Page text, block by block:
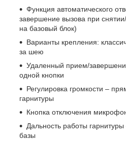
Функция автоматического
завершение вызова при
на базовый блок)
Варианты крепления:
за шею
Удаленный прием/
одной кнопки
Регулировка громкости –
гарнитуры
Кнопка отключения
Дальность работы
базы